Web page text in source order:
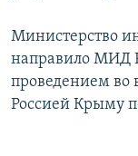
Министерство
направило МИД
проведением во
Россией Крыму